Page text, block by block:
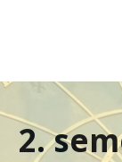
1.
2.
3.
4.